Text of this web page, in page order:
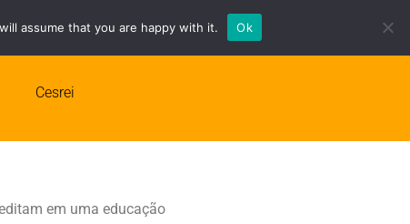
Cesrei
em uma educação
assume that you are happy with it. Ok